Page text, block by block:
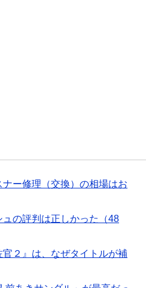
ナー修理（交換）の相場はお
ュの評判は正しかった（48
２』は、なぜタイトルが補